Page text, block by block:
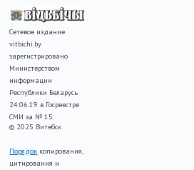
Сетевое издание
vitbichi.by
зарегистрировано
Министерством
информации
Республики Беларусь
24.06.19 в Госреестре
СМИ за № 15.
© 2025 Витебск
Порядок копирования,
цитирования и